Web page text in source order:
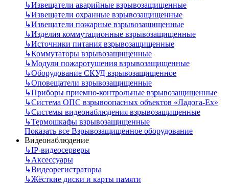
↳Извещатели аварийные взрывозащищенные
↳Извещатели охранные взрывозащищенные
↳Извещатели пожарные взрывозащищенные
↳Изделия коммутационные взрывозащищенные
↳Источники питания взрывозащищенные
↳Коммутаторы взрывозащищенные
↳Модули пожаротушения взрывозащищенные
↳Оборудование СКУД взрывозащищенное
↳Оповещатели взрывозащищенные
↳Приборы приемно-контрольные взрывозащищенные
↳Система ОПС взрывоопасных объектов «Ладога-Ex»
↳Системы видеонаблюдения взрывозащищенные
↳Термошкафы взрывозащищенные
Показать все Взрывозащищенное оборудование
Видеонаблюдение
↳IP-видеосерверы
↳Аксессуары
↳Видеорегистраторы
↳Жёсткие диски и карты памяти